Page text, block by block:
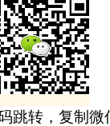
跳转，复制微